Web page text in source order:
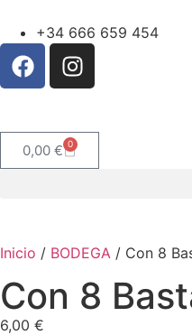
+34 666 659 454
0,00 € 0
Inicio / BODEGA / Con 8
Con 8
6,00 €